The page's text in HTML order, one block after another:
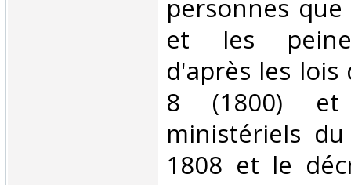
personnes
et les
d'après les lois
8 (1800)
ministériels
1808 et le